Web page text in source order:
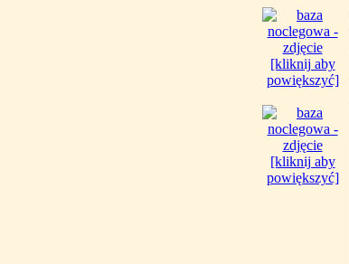
[kliknij aby
powiększyć]
[kliknij aby
powiększyć]